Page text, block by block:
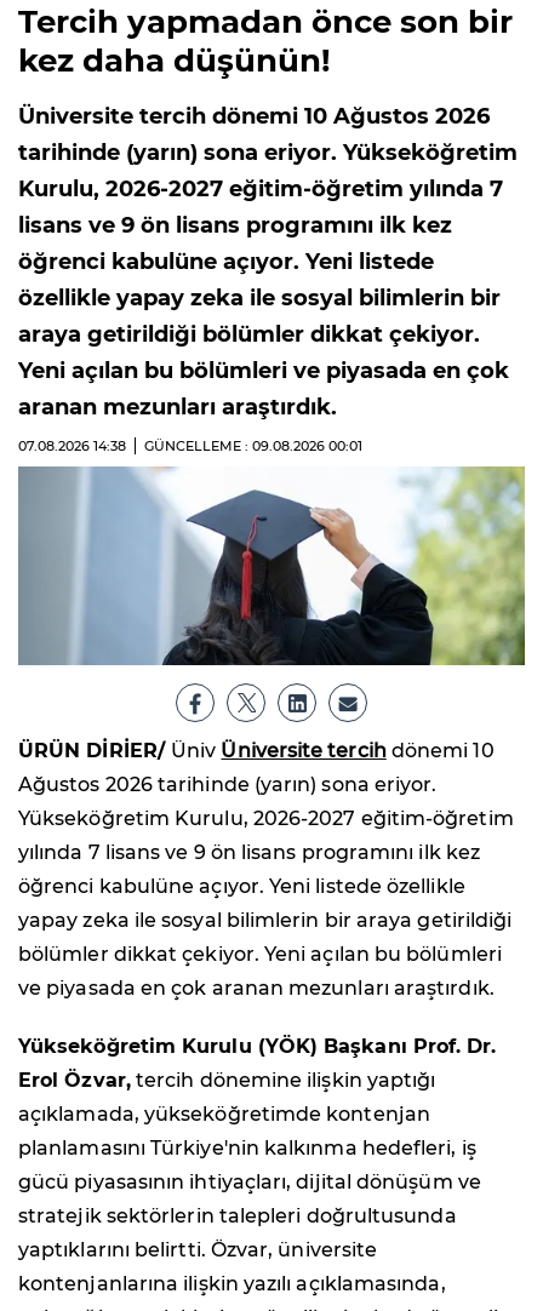
Tercih yapmadan önce son bir
kez daha düşünün!
Üniversite tercih dönemi 10 Ağustos 2026
tarihinde (yarın) sona eriyor. Yükseköğretim
Kurulu, 2026-2027 eğitim-öğretim yılında 7
lisans ve 9 ön lisans programını ilk kez
öğrenci kabulüne açıyor. Yeni listede
özellikle yapay zeka ile sosyal bilimlerin bir
araya getirildiği bölümler dikkat çekiyor.
Yeni açılan bu bölümleri ve piyasada en çok
aranan mezunları araştırdık.
07.08.2026 14:38 GÜNCELLEME : 09.08.2026 00:01
ÜRÜN DİRİER/ Üniv Üniversite tercihdönemi 10
Ağustos 2026 tarihinde (yarın) sona eriyor.
Yükseköğretim Kurulu, 2026-2027 eğitim-öğretim
yılında 7 lisans ve 9 ön lisans programını ilk kez
öğrenci kabulüne açıyor. Yeni listede özellikle
yapay zeka ile sosyal bilimlerin bir araya getirildiği
bölümler dikkat çekiyor. Yeni açılan bu bölümleri
ve piyasada en çok aranan mezunları araştırdık.
Yükseköğretim Kurulu (YÖK) Başkanı Prof. Dr.
Erol Özvar,tercih dönemine ilişkin yaptığı
açıklamada, yükseköğretimde kontenjan
planlamasını Türkiye'nin kalkınma hedefleri, iş
gücü piyasasının ihtiyaçları, dijital dönüşüm ve
stratejik sektörlerin talepleri doğrultusunda
yaptıklarını belirtti. Özvar, üniversite
kontenjanlarına ilişkin yazılı açıklamasında,